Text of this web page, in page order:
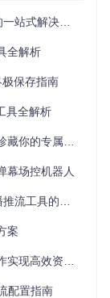
工具的批量管
播间的参数。
播间的推流
一系列复杂的
。在实际应用
理多个主播账
过程稳定流
式解决方案
全解析
保存指南
具全解析
的专属视频库
幕场控机器人
站式解决方案
案
高效资源获取
配置指南